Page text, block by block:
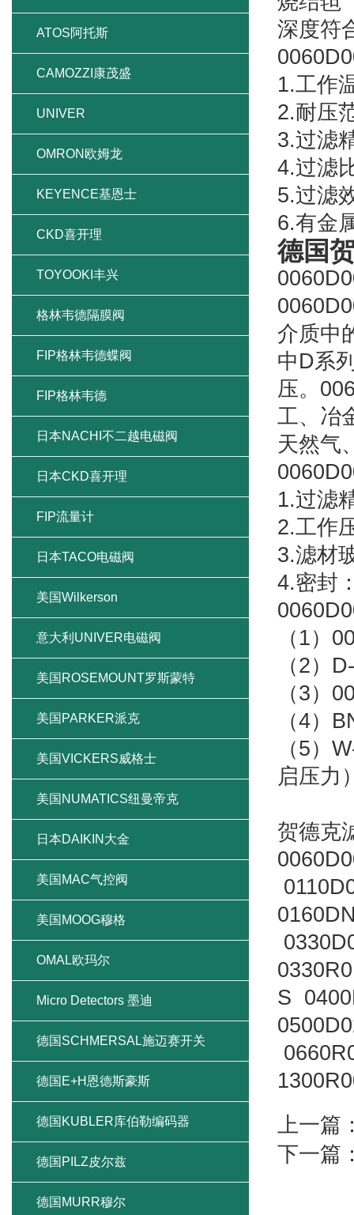
深度符
1.工作
2.耐压
3.过滤
4.过滤
5.过滤
6.有金
德国
介质中
中D系
压。
工、冶
天然气
1.过滤
2.工作
3.滤材
4.密封
（1）
（2）
（3）
（4）
（5）
启压力
贺德克
S
上一篇
下一篇
ATOS阿托斯
CAMOZZI康茂盛
UNIVER
OMRON欧姆龙
KEYENCE基恩士
CKD喜开理
TOYOOKI丰兴
格林韦德隔膜阀
FIP格林韦德蝶阀
FIP格林韦德
日本NACHI不二越电磁阀
日本CKD喜开理
FIP流量计
日本TACO电磁阀
美国Wilkerson
意大利UNIVER电磁阀
美国ROSEMOUNT罗斯蒙特
美国PARKER派克
美国VICKERS威格士
美国NUMATICS纽曼帝克
日本DAIKIN大金
美国MAC气控阀
美国MOOG穆格
OMAL欧玛尔
Micro Detectors 墨迪
德国SCHMERSAL施迈赛开关
德国E+H恩德斯豪斯
德国KUBLER库伯勒编码器
德国PILZ皮尔兹
德国MURR穆尔